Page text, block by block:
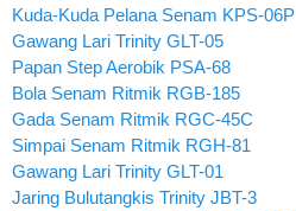
Kuda-Kuda Pelana Senam KPS-06P
Gawang Lari Trinity GLT-05
Papan Step Aerobik PSA-68
Bola Senam Ritmik RGB-185
Gada Senam Ritmik RGC-45C
Simpai Senam Ritmik RGH-81
Gawang Lari Trinity GLT-01
Jaring Bulutangkis Trinity JBT-3